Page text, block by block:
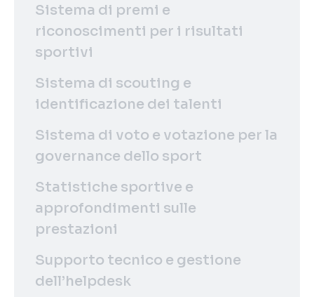
Sistema di premi e
riconoscimenti per i risultati
sportivi
Sistema di scouting e
identificazione dei talenti
Sistema di voto e votazione per la
governance dello sport
Statistiche sportive e
approfondimenti sulle
prestazioni
Supporto tecnico e gestione
dell’helpdesk